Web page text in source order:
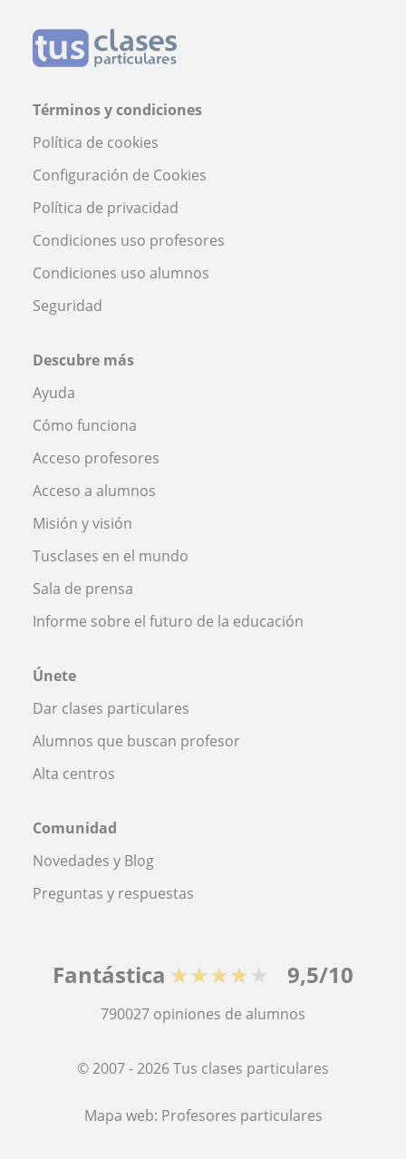
Términos y condiciones
Política de cookies
Configuración de Cookies
Política de privacidad
Condiciones uso profesores
Condiciones uso alumnos
Seguridad
Descubre más
Ayuda
Cómo funciona
Acceso profesores
Acceso a alumnos
Misión y visión
Tusclases en el mundo
Sala de prensa
Informe sobre el futuro de la educación
Únete
Dar clases particulares
Alumnos que buscan profesor
Alta centros
Comunidad
Novedades y Blog
Preguntas y respuestas
Fantástica ★★★★★ 9,5/10
790027 opiniones de alumnos
© 2007 - 2026 Tus clases particulares
Mapa web: Profesores particulares